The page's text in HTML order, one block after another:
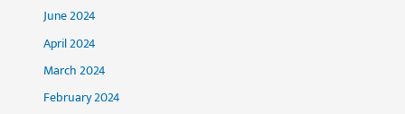
June 2024
April 2024
March 2024
February 2024